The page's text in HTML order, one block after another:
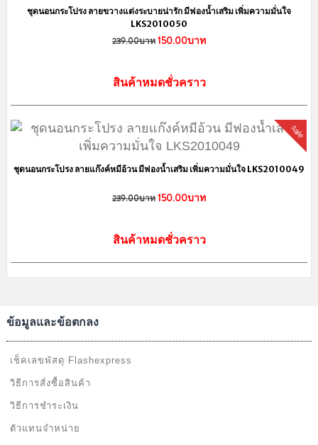
ชุดนอนกระโปรง ลายขวางแต่งระบายน่ารัก มีฟองน้ำเสริม เพิ่มความมั่นใจ
LKS2010050
239.00บาท150.00บาท
สินค้าหมดชั่วคราว
sale
ชุดนอนกระโปรง ลายแก๊งค์หมีอ้วน มีฟองน้ำเสริม เพิ่มความมั่นใจ LKS2010049
239.00บาท150.00บาท
สินค้าหมดชั่วคราว
ข้อมูลและข้อตกลง
เช็คเลขพัสดุ Flashexpress
วิธีการสั่งซื้อสินค้า
วิธีการชำระเงิน
ตัวแทนจำหน่าย